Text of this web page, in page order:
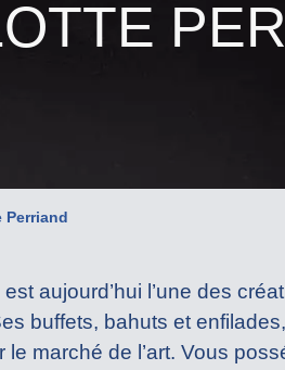
Perriand
aujourd’hui l’une des
buffets, bahuts et
marché de l’art. Vous